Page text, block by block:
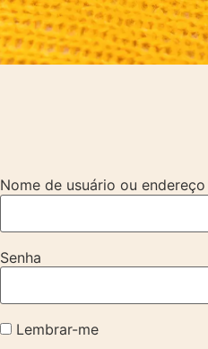
Nome de usuário ou
Senha
Lembrar-me